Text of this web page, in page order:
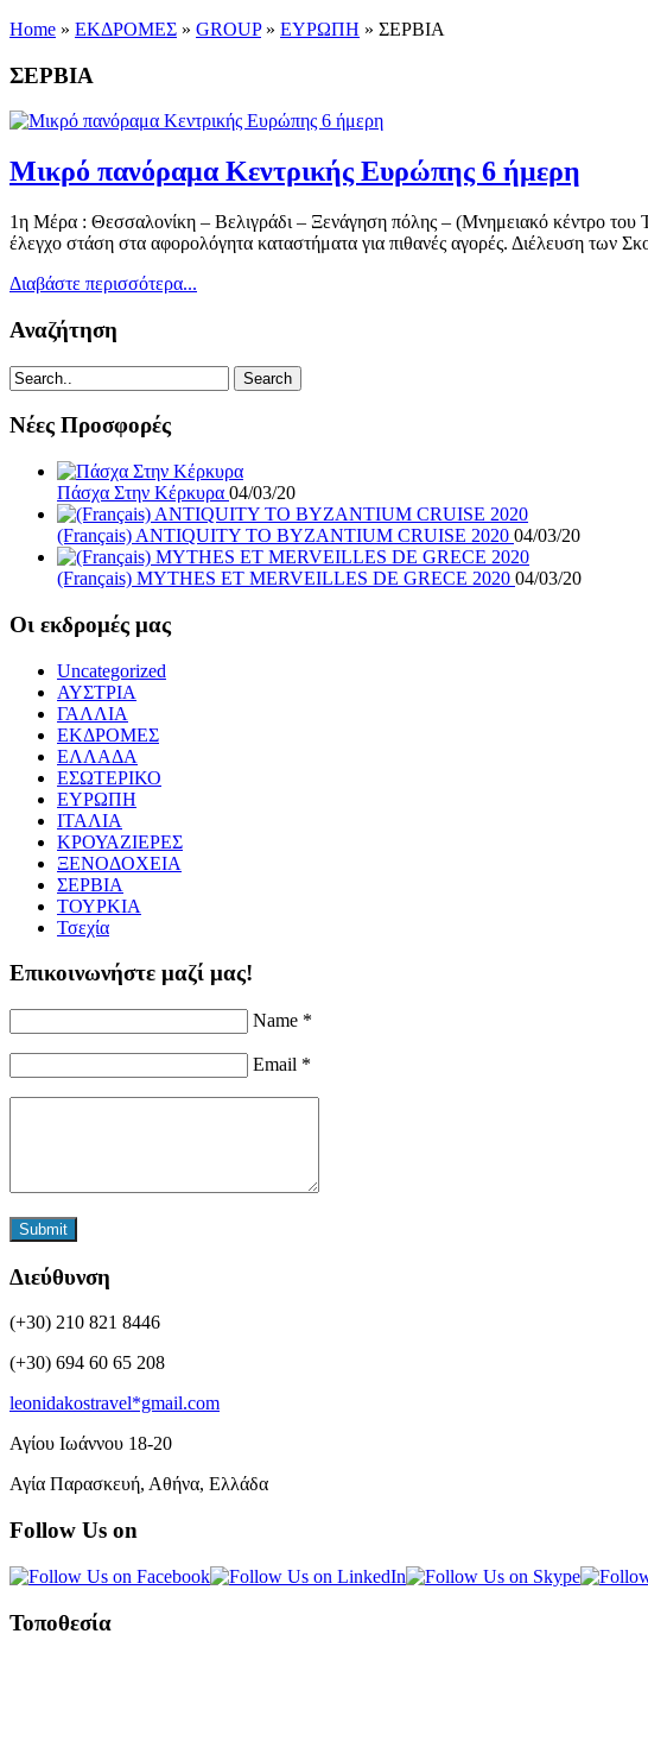
Home » ΕΚΔΡΟΜΕΣ » GROUP » ΕΥΡΩΠΗ » ΣΕΡΒΙΑ
ΣΕΡΒΙΑ
Μικρό πανόραμα Κεντρικής Ευρώπης 6 ήμερη
1η Μέρα : Θεσσαλονίκη – Βελιγράδι – Ξενάγηση πόλης – (Μνημειακό κέντρο
έλεγχο στάση στα αφορολόγητα καταστήματα για πιθανές αγορές. Διέλευση των
Διαβάστε περισσότερα...
Αναζήτηση
Search
Νέες Προσφορές
Πάσχα Στην Κέρκυρα 04/03/20
(Français) ANTIQUITY TO BYZANTIUM CRUISE 2020 04/03/20
(Français) MYTHES ET MERVEILLES DE GRECE 2020 04/03/20
Οι εκδρομές μας
Uncategorized
ΑΥΣΤΡΙΑ
ΓΑΛΛΙΑ
ΕΚΔΡΟΜΕΣ
ΕΛΛΑΔΑ
ΕΣΩΤΕΡΙΚΟ
ΕΥΡΩΠΗ
ΙΤΑΛΙΑ
ΚΡΟΥΑΖΙΕΡΕΣ
ΞΕΝΟΔΟΧΕΙΑ
ΣΕΡΒΙΑ
ΤΟΥΡΚΙΑ
Τσεχία
Επικοινωνήστε μαζί μας!
Name *
Email *
Submit
Διεύθυνση
(+30) 210 821 8446
(+30) 694 60 65 208
leonidakostravel*gmail.com
Αγίου Ιωάννου 18-20
Αγία Παρασκευή, Αθήνα, Ελλάδα
Follow Us on
Τοποθεσία